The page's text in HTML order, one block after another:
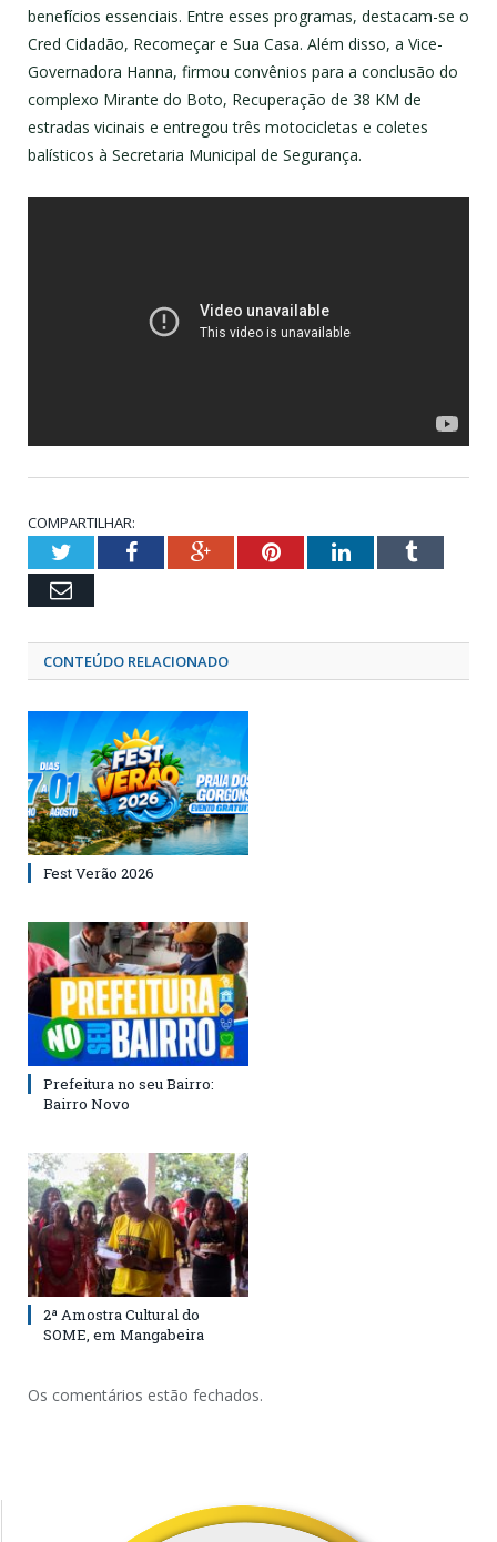
benefícios essenciais. Entre esses programas, destacam-se o
Cred Cidadão, Recomeçar e Sua Casa. Além disso, a Vice-
Governadora Hanna, firmou convênios para a conclusão do
complexo Mirante do Boto, Recuperação de 38 KM de
estradas vicinais e entregou três motocicletas e coletes
balísticos à Secretaria Municipal de Segurança.
COMPARTILHAR:
TwitterFacebookGoogle+PinterestLinkedInTumblr
Email
CONTEÚDO RELACIONADO
Fest Verão 2026
Prefeitura no seu Bairro:
Bairro Novo
2ª Amostra Cultural do
SOME, em Mangabeira
Os comentários estão fechados.